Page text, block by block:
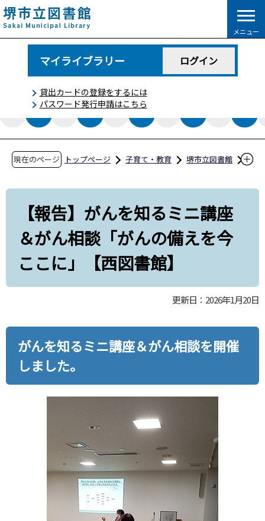
こ
の
ペ
で
メニュー
マイライブラリー ログイン
貸出カードの登録をするには
パスワード発行申請はこちら
現在のページ トップページ 子育て・教育
堺市立図書館
の備えを今ここに」【西図書館】
【報告】がんを知るミニ講座
＆がん相談「がんの備えを今
ここに」【西図書館】
更新日：2026年1月20日
がんを知るミニ講座＆がん相談を開催
しました。